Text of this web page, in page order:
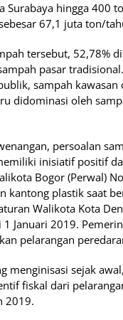
Surabaya hingga 400
67,1 juta ton/
tersebut, 52,78%
pasar
sampah
didominasi oleh
persoalan
inisiatif positif
Bogor (Perwal)
kantong plastik saat
Walikota Kota
Januari 2019.
pelarangan
menginisasi sejak
fiskal dari
2019.